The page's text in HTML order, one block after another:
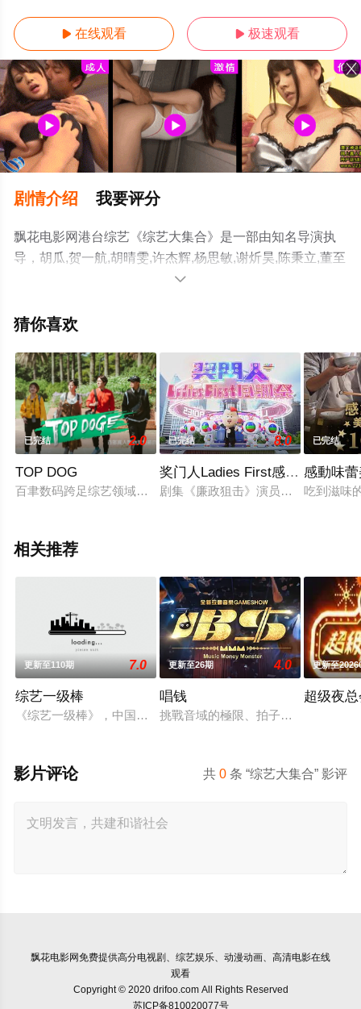
 在线观看  极速观看
剧情介绍 我要评分
飘花电影网港台综艺《综艺大集合》是一部由知名导演执
导，胡瓜,贺一航,胡晴雯,许杰辉,杨思敏,谢炘昊,陈秉立,董至
成,黄瑜娴,谢忻等演员精彩演绎的台湾综艺，手机免费观看
可移步至豆瓣综艺、电视猫或剧情网等平台了解。

猜你喜欢
已完结 2.0
TOP DOG
百聿数码跨足综艺领域，与艾迪斯传播共同製作，并结合三立
已完结 8.0
奖门人Ladies First感谢祭
剧集《廉政狙击》演员胡定欣、蔡思
已完结
感動味
吃到滋味
相关推荐
更新至110期 7.0
综艺一级棒
《综艺一级棒》，中国电视公司星期六晚间大型歌唱综艺节目
更新至26期 4.0
唱钱
挑戰音域的極限、拍子的精準，全新
更新至
超级夜
共0 条 “综艺大集合” 影评
影片评论
飘花电影网免费提供高分电视剧、综艺娱乐、动漫动画、高清电影在线
观看
Copyright © 2020 drifoo.com All Rights Reserved
苏ICP备810020077号